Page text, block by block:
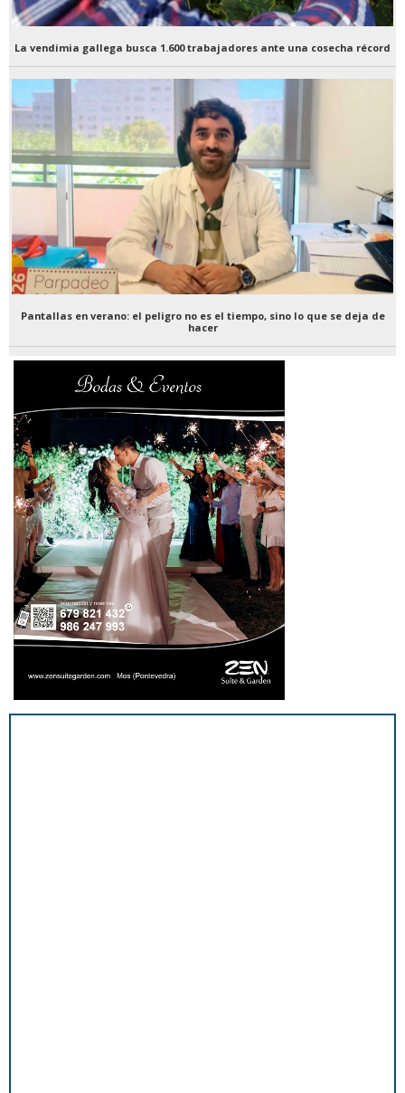
La vendimia gallega busca 1.600 trabajadores ante una cosecha récord
Pantallas en verano: el peligro no es el tiempo, sino lo que se deja de
hacer